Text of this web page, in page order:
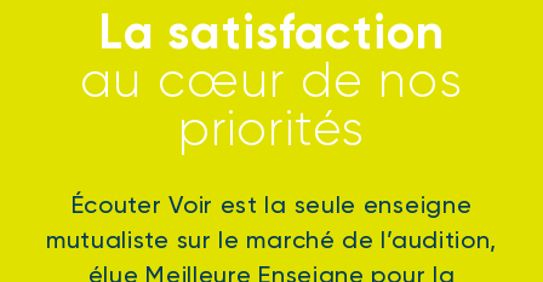
La satisfaction
au cœur de nos
priorités
Écouter Voir est la seule enseigne
mutualiste sur le marché de l’audition,
élue Meilleure Enseigne pour la